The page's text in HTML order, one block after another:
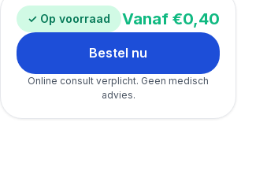
✓ Op voorraad Vanaf €0,40
Bestel nu
Online consult verplicht. Geen medisch
advies.